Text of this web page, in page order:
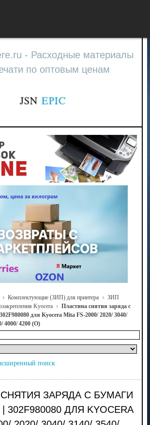
- Расходные материалы
по оптовым ценам
Комплектующие (ЗИП) для принтера
ЗИП
Kyocera
Пластина снятия заряда с
для Kyocera Mita FS-2000/ 2020/ 3040/
4000/ 4200 (О)
поиск
ЗАРЯДА С БУМАГИ
| 302F980080 ДЛЯ KYOCERA